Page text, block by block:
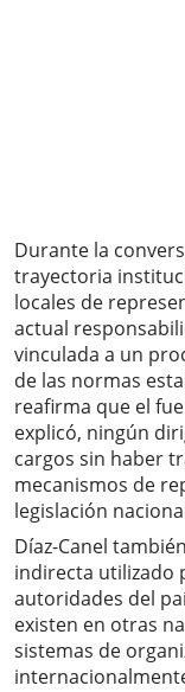
Durante la
trayectoria
locales de
actual
vinculada a un
de las normas
reafirma que el
explicó, ningún
cargos sin haber
mecanismos de
legislación
Díaz-Canel
indirecta utilizado
autoridades del
existen en otras
sistemas de